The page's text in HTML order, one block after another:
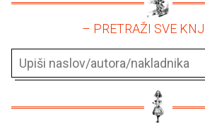
– PRETRAŽI SVE